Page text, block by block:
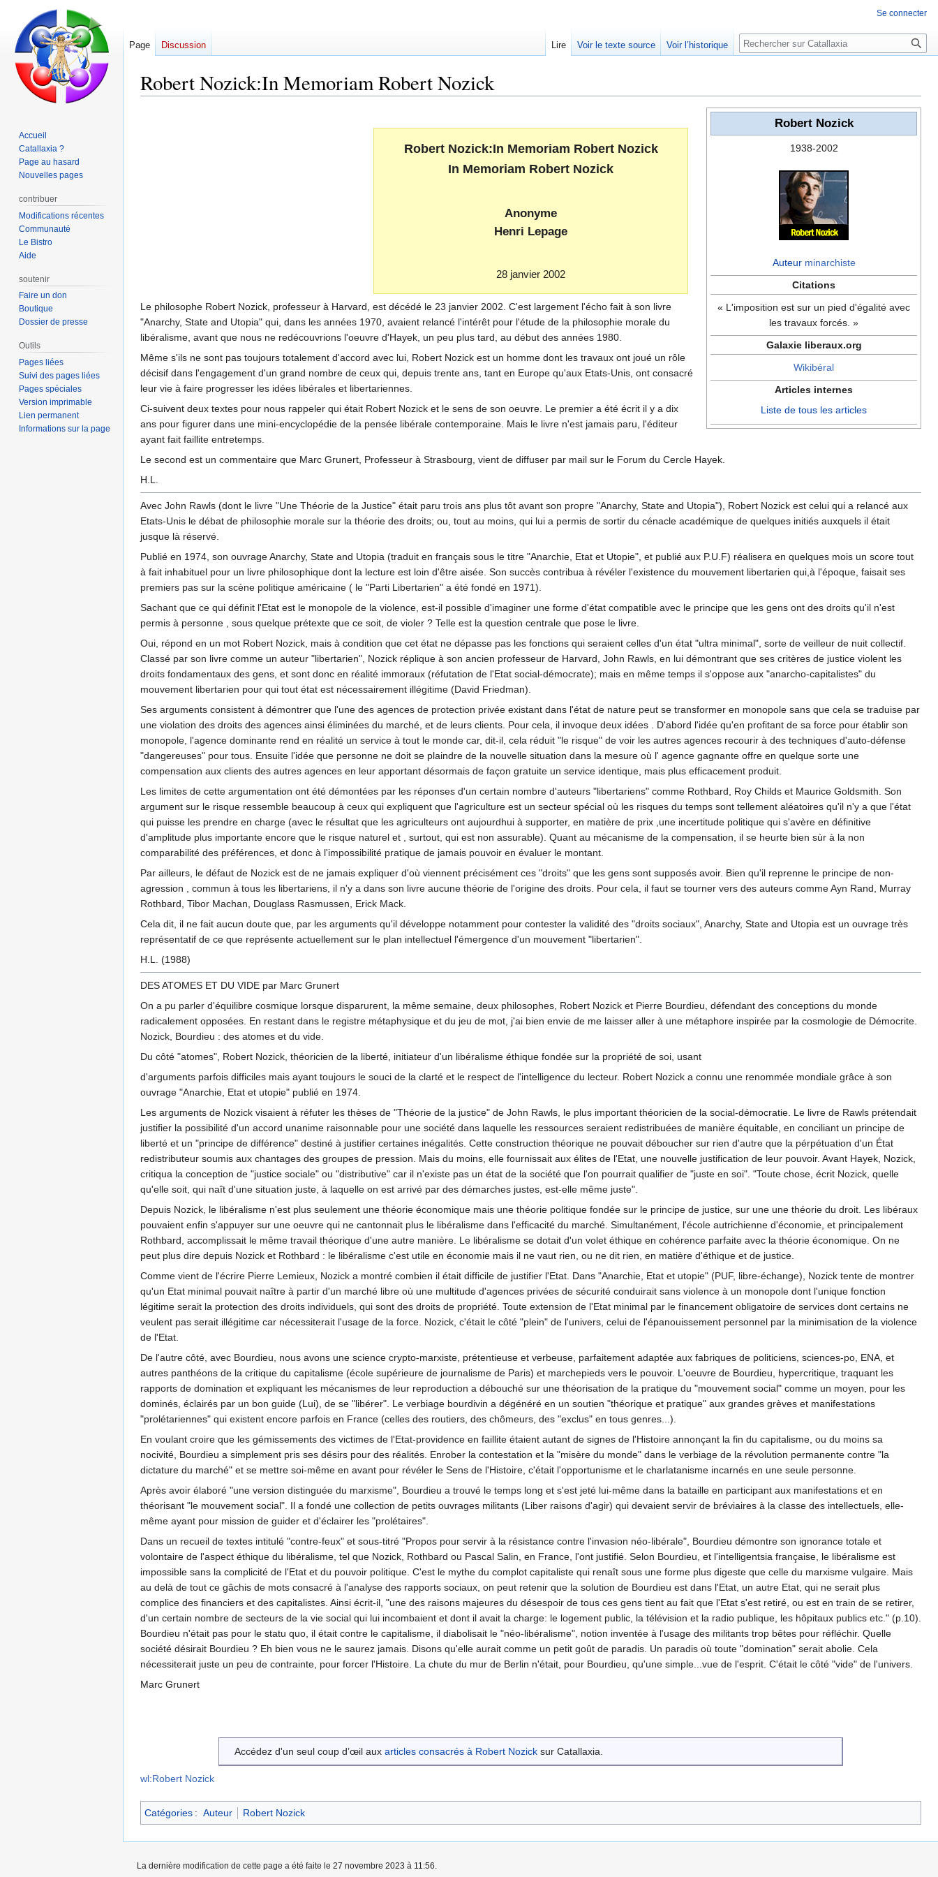
Robert Nozick:In Memoriam Robert Nozick
Robert Nozick
1938-2002
Auteur minarchiste
Citations
« L'imposition est sur un pied d'égalité avec
les travaux forcés. »
Galaxie liberaux.org
Wikibéral
Articles internes
Liste de tous les articles
Robert Nozick:In Memoriam Robert Nozick
In Memoriam Robert Nozick
Anonyme
Henri Lepage
28 janvier 2002
Le philosophe Robert Nozick, professeur à Harvard, est décédé le 23 janvier 2002. C'est largement l'écho fait à son livre
"Anarchy, State and Utopia" qui, dans les années 1970, avaient relancé l'intérêt pour l'étude de la philosophie morale du
libéralisme, avant que nous ne redécouvrions l'oeuvre d'Hayek, un peu plus tard, au début des années 1980.
Même s'ils ne sont pas toujours totalement d'accord avec lui, Robert Nozick est un homme dont les travaux ont joué un rôle
décisif dans l'engagement d'un grand nombre de ceux qui, depuis trente ans, tant en Europe qu'aux Etats-Unis, ont consacré
leur vie à faire progresser les idées libérales et libertariennes.
Ci-suivent deux textes pour nous rappeler qui était Robert Nozick et le sens de son oeuvre. Le premier a été écrit il y a dix
ans pour figurer dans une mini-encyclopédie de la pensée libérale contemporaine. Mais le livre n'est jamais paru, l'éditeur
ayant fait faillite entretemps.
Le second est un commentaire que Marc Grunert, Professeur à Strasbourg, vient de diffuser par mail sur le Forum du Cercle Hayek.
H.L.
Avec John Rawls (dont le livre "Une Théorie de la Justice" était paru trois ans plus tôt avant son propre "Anarchy, State and Utopia"), Robert Nozick est celui qui a relancé aux
Etats-Unis le débat de philosophie morale sur la théorie des droits; ou, tout au moins, qui lui a permis de sortir du cénacle académique de quelques initiés auxquels il était
jusque là réservé.
Publié en 1974, son ouvrage Anarchy, State and Utopia (traduit en français sous le titre "Anarchie, Etat et Utopie", et publié aux P.U.F) réalisera en quelques mois un score tout
à fait inhabituel pour un livre philosophique dont la lecture est loin d'être aisée. Son succès contribua à révéler l'existence du mouvement libertarien qui,à l'époque, faisait ses
premiers pas sur la scène politique américaine ( le "Parti Libertarien" a été fondé en 1971).
Sachant que ce qui définit l'Etat est le monopole de la violence, est-il possible d'imaginer une forme d'état compatible avec le principe que les gens ont des droits qu'il n'est
permis à personne , sous quelque prétexte que ce soit, de violer ? Telle est la question centrale que pose le livre.
Oui, répond en un mot Robert Nozick, mais à condition que cet état ne dépasse pas les fonctions qui seraient celles d'un état "ultra minimal", sorte de veilleur de nuit collectif.
Classé par son livre comme un auteur "libertarien", Nozick réplique à son ancien professeur de Harvard, John Rawls, en lui démontrant que ses critères de justice violent les
droits fondamentaux des gens, et sont donc en réalité immoraux (réfutation de l'Etat social-démocrate); mais en même temps il s'oppose aux "anarcho-capitalistes" du
mouvement libertarien pour qui tout état est nécessairement illégitime (David Friedman).
Ses arguments consistent à démontrer que l'une des agences de protection privée existant dans l'état de nature peut se transformer en monopole sans que cela se traduise par
une violation des droits des agences ainsi éliminées du marché, et de leurs clients. Pour cela, il invoque deux idées . D'abord l'idée qu'en profitant de sa force pour établir son
monopole, l'agence dominante rend en réalité un service à tout le monde car, dit-il, cela réduit "le risque" de voir les autres agences recourir à des techniques d'auto-défense
"dangereuses" pour tous. Ensuite l'idée que personne ne doit se plaindre de la nouvelle situation dans la mesure où l' agence gagnante offre en quelque sorte une
compensation aux clients des autres agences en leur apportant désormais de façon gratuite un service identique, mais plus efficacement produit.
Les limites de cette argumentation ont été démontées par les réponses d'un certain nombre d'auteurs "libertariens" comme Rothbard, Roy Childs et Maurice Goldsmith. Son
argument sur le risque ressemble beaucoup à ceux qui expliquent que l'agriculture est un secteur spécial où les risques du temps sont tellement aléatoires qu'il n'y a que l'état
qui puisse les prendre en charge (avec le résultat que les agriculteurs ont aujourdhui à supporter, en matière de prix ,une incertitude politique qui s'avère en définitive
d'amplitude plus importante encore que le risque naturel et , surtout, qui est non assurable). Quant au mécanisme de la compensation, il se heurte bien sùr à la non
comparabilité des préférences, et donc à l'impossibilité pratique de jamais pouvoir en évaluer le montant.
Par ailleurs, le défaut de Nozick est de ne jamais expliquer d'où viennent précisément ces "droits" que les gens sont supposés avoir. Bien qu'il reprenne le principe de non-
agression , commun à tous les libertariens, il n'y a dans son livre aucune théorie de l'origine des droits. Pour cela, il faut se tourner vers des auteurs comme Ayn Rand, Murray
Rothbard, Tibor Machan, Douglass Rasmussen, Erick Mack.
Cela dit, il ne fait aucun doute que, par les arguments qu'il développe notamment pour contester la validité des "droits sociaux", Anarchy, State and Utopia est un ouvrage très
représentatif de ce que représente actuellement sur le plan intellectuel l'émergence d'un mouvement "libertarien".
H.L. (1988)
DES ATOMES ET DU VIDE par Marc Grunert
On a pu parler d'équilibre cosmique lorsque disparurent, la même semaine, deux philosophes, Robert Nozick et Pierre Bourdieu, défendant des conceptions du monde
radicalement opposées. En restant dans le registre métaphysique et du jeu de mot, j'ai bien envie de me laisser aller à une métaphore inspirée par la cosmologie de Démocrite.
Nozick, Bourdieu : des atomes et du vide.
Du côté "atomes", Robert Nozick, théoricien de la liberté, initiateur d'un libéralisme éthique fondée sur la propriété de soi, usant
d'arguments parfois difficiles mais ayant toujours le souci de la clarté et le respect de l'intelligence du lecteur. Robert Nozick a connu une renommée mondiale grâce à son
ouvrage "Anarchie, Etat et utopie" publié en 1974.
Les arguments de Nozick visaient à réfuter les thèses de "Théorie de la justice" de John Rawls, le plus important théoricien de la social-démocratie. Le livre de Rawls prétendait
justifier la possibilité d'un accord unanime raisonnable pour une société dans laquelle les ressources seraient redistribuées de manière équitable, en conciliant un principe de
liberté et un "principe de différence" destiné à justifier certaines inégalités. Cette construction théorique ne pouvait déboucher sur rien d'autre que la pérpétuation d'un État
redistributeur soumis aux chantages des groupes de pression. Mais du moins, elle fournissait aux élites de l'Etat, une nouvelle justification de leur pouvoir. Avant Hayek, Nozick,
critiqua la conception de "justice sociale" ou "distributive" car il n'existe pas un état de la société que l'on pourrait qualifier de "juste en soi". "Toute chose, écrit Nozick, quelle
qu'elle soit, qui naît d'une situation juste, à laquelle on est arrivé par des démarches justes, est-elle même juste".
Depuis Nozick, le libéralisme n'est plus seulement une théorie économique mais une théorie politique fondée sur le principe de justice, sur une une théorie du droit. Les libéraux
pouvaient enfin s'appuyer sur une oeuvre qui ne cantonnait plus le libéralisme dans l'efficacité du marché. Simultanément, l'école autrichienne d'économie, et principalement
Rothbard, accomplissait le même travail théorique d'une autre manière. Le libéralisme se dotait d'un volet éthique en cohérence parfaite avec la théorie économique. On ne
peut plus dire depuis Nozick et Rothbard : le libéralisme c'est utile en économie mais il ne vaut rien, ou ne dit rien, en matière d'éthique et de justice.
Comme vient de l'écrire Pierre Lemieux, Nozick a montré combien il était difficile de justifier l'Etat. Dans "Anarchie, Etat et utopie" (PUF, libre-échange), Nozick tente de montrer
qu'un Etat minimal pouvait naître à partir d'un marché libre où une multitude d'agences privées de sécurité conduirait sans violence à un monopole dont l'unique fonction
légitime serait la protection des droits individuels, qui sont des droits de propriété. Toute extension de l'Etat minimal par le financement obligatoire de services dont certains ne
veulent pas serait illégitime car nécessiterait l'usage de la force. Nozick, c'était le côté "plein" de l'univers, celui de l'épanouissement personnel par la minimisation de la violence
de l'Etat.
De l'autre côté, avec Bourdieu, nous avons une science crypto-marxiste, prétentieuse et verbeuse, parfaitement adaptée aux fabriques de politiciens, sciences-po, ENA, et
autres panthéons de la critique du capitalisme (école supérieure de journalisme de Paris) et marchepieds vers le pouvoir. L'oeuvre de Bourdieu, hypercritique, traquant les
rapports de domination et expliquant les mécanismes de leur reproduction a débouché sur une théorisation de la pratique du "mouvement social" comme un moyen, pour les
dominés, éclairés par un bon guide (Lui), de se "libérer". Le verbiage bourdivin a dégénéré en un soutien "théorique et pratique" aux grandes grèves et manifestations
"prolétariennes" qui existent encore parfois en France (celles des routiers, des chômeurs, des "exclus" en tous genres...).
En voulant croire que les gémissements des victimes de l'Etat-providence en faillite étaient autant de signes de l'Histoire annonçant la fin du capitalisme, ou du moins sa
nocivité, Bourdieu a simplement pris ses désirs pour des réalités. Enrober la contestation et la "misère du monde" dans le verbiage de la révolution permanente contre "la
dictature du marché" et se mettre soi-même en avant pour révéler le Sens de l'Histoire, c'était l'opportunisme et le charlatanisme incarnés en une seule personne.
Après avoir élaboré "une version distinguée du marxisme", Bourdieu a trouvé le temps long et s'est jeté lui-même dans la bataille en participant aux manifestations et en
théorisant "le mouvement social". Il a fondé une collection de petits ouvrages militants (Liber raisons d'agir) qui devaient servir de bréviaires à la classe des intellectuels, elle-
même ayant pour mission de guider et d'éclairer les "prolétaires".
Dans un recueil de textes intitulé "contre-feux" et sous-titré "Propos pour servir à la résistance contre l'invasion néo-libérale", Bourdieu démontre son ignorance totale et
volontaire de l'aspect éthique du libéralisme, tel que Nozick, Rothbard ou Pascal Salin, en France, l'ont justifié. Selon Bourdieu, et l'intelligentsia française, le libéralisme est
impossible sans la complicité de l'Etat et du pouvoir politique. C'est le mythe du complot capitaliste qui renaît sous une forme plus digeste que celle du marxisme vulgaire. Mais
au delà de tout ce gâchis de mots consacré à l'analyse des rapports sociaux, on peut retenir que la solution de Bourdieu est dans l'Etat, un autre Etat, qui ne serait plus
complice des financiers et des capitalistes. Ainsi écrit-il, "une des raisons majeures du désespoir de tous ces gens tient au fait que l'Etat s'est retiré, ou est en train de se retirer,
d'un certain nombre de secteurs de la vie social qui lui incombaient et dont il avait la charge: le logement public, la télévision et la radio publique, les hôpitaux publics etc." (p.10).
Bourdieu n'était pas pour le statu quo, il était contre le capitalisme, il diabolisait le "néo-libéralisme", notion inventée à l'usage des militants trop bêtes pour réfléchir. Quelle
société désirait Bourdieu ? Eh bien vous ne le saurez jamais. Disons qu'elle aurait comme un petit goût de paradis. Un paradis où toute "domination" serait abolie. Cela
nécessiterait juste un peu de contrainte, pour forcer l'Histoire. La chute du mur de Berlin n'était, pour Bourdieu, qu'une simple...vue de l'esprit. C'était le côté "vide" de l'univers.
Marc Grunert
Accédez d'un seul coup d’œil aux articles consacrés à Robert Nozick sur Catallaxia.
wl:Robert Nozick
Catégories : Auteur Robert Nozick
Se connecter
Page Discussion Lire Voir le texte source Voir l’historique Rechercher
Accueil
Catallaxia ?
Page au hasard
Nouvelles pages
contribuer
Modifications récentes
Communauté
Le Bistro
Aide
soutenir
Faire un don
Boutique
Dossier de presse
Outils
Pages liées
Suivi des pages liées
Pages spéciales
Version imprimable
Lien permanent
Informations sur la page
La dernière modification de cette page a été faite le 27 novembre 2023 à 11:56.